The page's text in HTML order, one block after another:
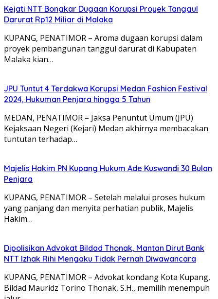
Kejati NTT Bongkar Dugaan Korupsi Proyek Tanggul
Darurat Rp12 Miliar di Malaka
KUPANG, PENATIMOR – Aroma dugaan korupsi dalam
proyek pembangunan tanggul darurat di Kabupaten
Malaka kian…
JPU Tuntut 4 Terdakwa Korupsi Medan Fashion Festival
2024, Hukuman Penjara hingga 5 Tahun
MEDAN, PENATIMOR – Jaksa Penuntut Umum (JPU)
Kejaksaan Negeri (Kejari) Medan akhirnya membacakan
tuntutan terhadap…
Majelis Hakim PN Kupang Hukum Ade Kuswandi 30 Bulan
Penjara
KUPANG, PENATIMOR – Setelah melalui proses hukum
yang panjang dan menyita perhatian publik, Majelis
Hakim…
Dipolisikan Advokat Bildad Thonak, Mantan Dirut Bank
NTT Izhak Rihi Mengaku Tidak Pernah Diwawancara
KUPANG, PENATIMOR – Advokat kondang Kota Kupang,
Bildad Mauridz Torino Thonak, S.H., memilih menempuh